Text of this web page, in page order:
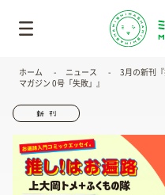
ホーム ニュース
3月の新刊
マガジン 0号「失敗」』